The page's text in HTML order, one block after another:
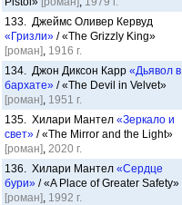
133. Джеймс Оливер Кервуд
«Гризли» / «The Grizzly King»
[роман], 1916 г.
134. Джон Диксон Карр «Дьявол в
бархате» / «The Devil in Velvet»
[роман], 1951 г.
135. Хилари Мантел «Зеркало и
свет» / «The Mirror and the Light»
[роман], 2020 г.
136. Хилари Мантел «Сердце
бури» / «A Place of Greater Safety»
[роман], 1992 г.